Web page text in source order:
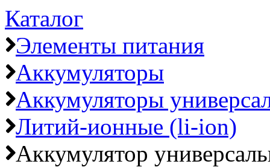
Каталог
Элементы питания
Аккумуляторы
Аккумуляторы
Литий-ионные (li-ion)
Аккумулятор